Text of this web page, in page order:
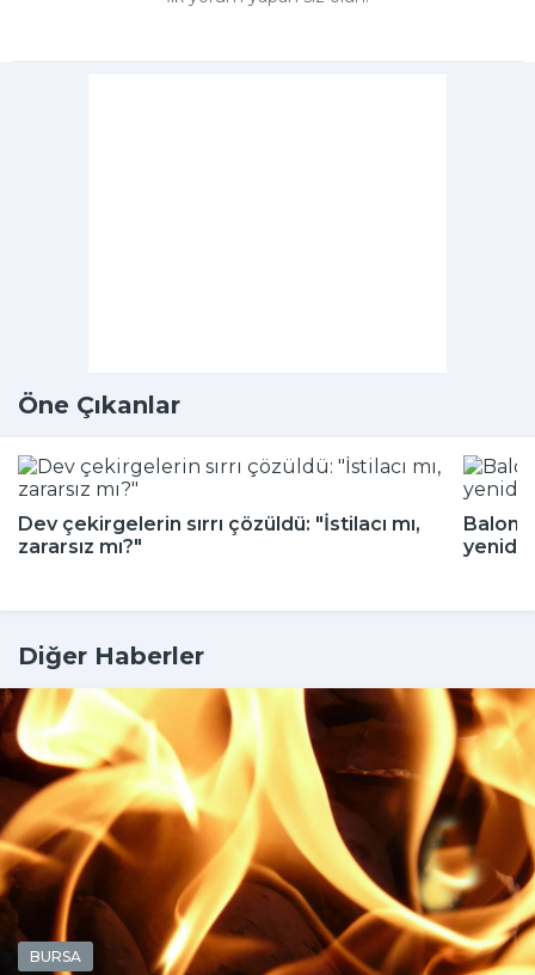
Öne Çıkanlar
Dev çekirgelerin sırrı çözüldü: "İstilacı mı,
zararsız mı?"
Balon
Diğer Haberler
BURSA